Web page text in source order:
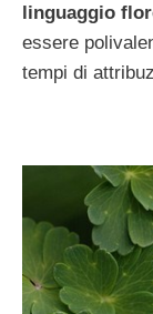
linguaggio
essere
tempi di